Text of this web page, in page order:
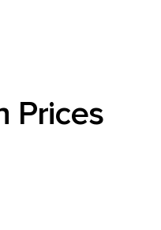
Prices